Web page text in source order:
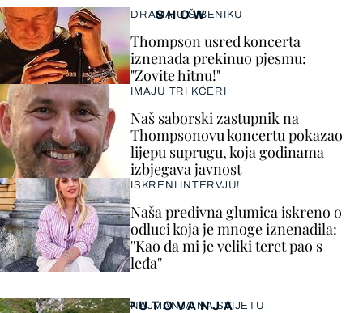
SHOW
DRAMA U ŠIBENIKU
Thompson usred koncerta
iznenada prekinuo pjesmu:
"Zovite hitnu!"
IMAJU TRI KĆERI
Naš saborski zastupnik na
Thompsonovu koncertu pokazao
lijepu suprugu, koja godinama
izbjegava javnost
ISKRENI INTERVJU!
Naša predivna glumica iskreno o
odluci koja je mnoge iznenadila:
''Kao da mi je veliki teret pao s
leđa''
PUTOVANJA
NAJMANJA NA SVIJETU